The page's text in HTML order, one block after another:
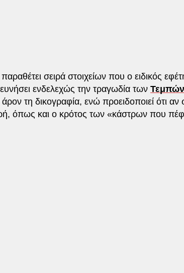
σειρά στοιχείων που ο ειδικός
ενδελεχώς την τραγωδία των Τεμπών
άρον τη δικογραφία, ενώ προειδοποιεί ότι
όπως και ο κρότος των «κάστρων που